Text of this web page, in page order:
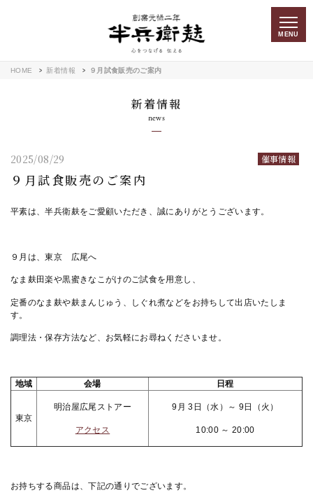
MENU
HOME 新着情報 ９月試食販売のご案内
新着情報
news
９月試食販売のご案内
2025/08/29 催事情報
平素は、半兵衛麸をご愛顧いただき、誠にありがとうございます。
９月は、東京 広尾へ
なま麸田楽や黒蜜きなこがけのご試食を用意し、
定番のなま麸や麸まんじゅう、しぐれ煮などをお持ちして出店いたしま
す。
調理法・保存方法など、お気軽にお尋ねくださいませ。
地域 会場 日程
東京
明治屋広尾ストアー
アクセス
9月 3日（水）～ 9日（火）
10:00 ～ 20:00
お持ちする商品は、下記の通りでございます。